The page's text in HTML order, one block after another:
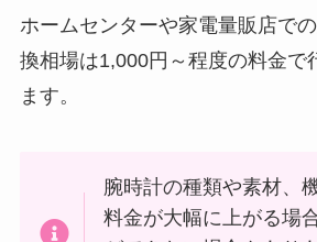
ホームセンターや家電量販店で
換相場は1,000円～程度の料金で
ます。
腕時計の種類や素材、
料金が大幅に上がる場